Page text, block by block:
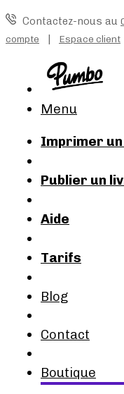
Contactez-nous au
compte | Espace client
Menu
Imprimer
Publier un
Aide
Tarifs
Blog
Contact
Boutique